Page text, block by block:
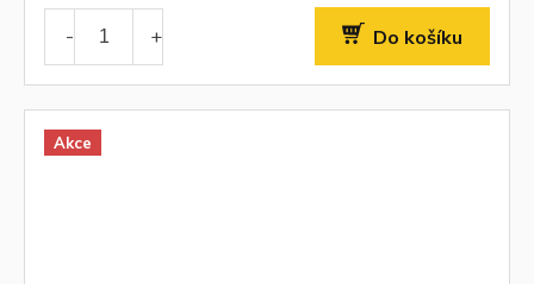
Do košíku
Akce